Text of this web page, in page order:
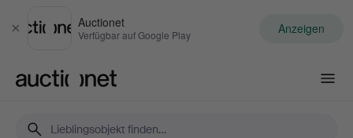
Schließen
Auctionet
Verfügbar auf Google Play Anzeigen